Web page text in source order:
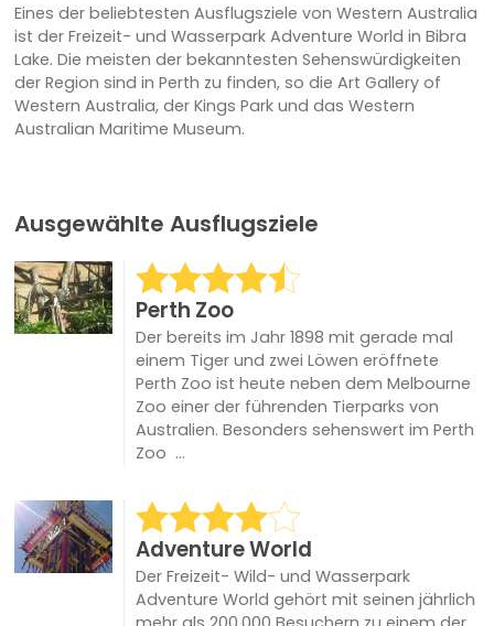
Eines der beliebtesten Ausflugsziele von Western Australia
ist der Freizeit- und Wasserpark Adventure World in Bibra
Lake. Die meisten der bekanntesten Sehenswürdigkeiten
der Region sind in Perth zu finden, so die Art Gallery of
Western Australia, der Kings Park und das Western
Australian Maritime Museum.
Ausgewählte Ausflugsziele
Perth Zoo
Der bereits im Jahr 1898 mit gerade mal
einem Tiger und zwei Löwen eröffnete
Perth Zoo ist heute neben dem Melbourne
Zoo einer der führenden Tierparks von
Australien. Besonders sehenswert im Perth
Zoo ...
Adventure World
Der Freizeit- Wild- und Wasserpark
Adventure World gehört mit seinen jährlich